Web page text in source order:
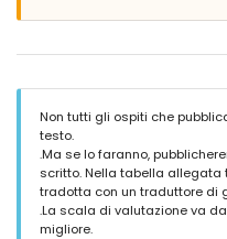
Non tutti gli ospiti che
testo.
.Ma se lo faranno,
scritto. Nella tabella allegata
tradotta con un traduttore di
.La scala di valutazione va
migliore.